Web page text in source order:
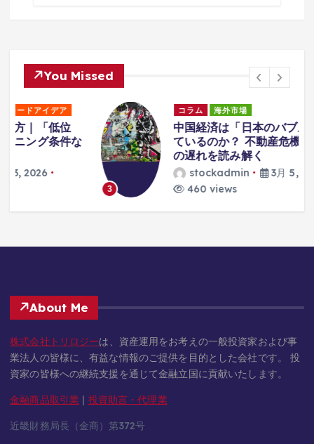
You Missed
コラム 海外市場
中国経済は「日本のバブル崩壊」と似
ているのか？ 不動産危機と構造転換
の遅れを読み解く
stockadmin
3月 5, 2026
460 views
About Me
株式会社トリロジーは、資産運用をお考えの一般投資家および事
業法人の皆様に、有益な情報のご提供を目的とした会社です。 投
資家の皆様への継続支援を通じて金融立国に貢献いたします。
金融商品取引業 | 投資助言・代理業
近畿財務局長（金商）第372号